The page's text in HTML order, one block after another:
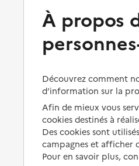
et droits
s'équiper
santé
Organiser à l'avance sa propre
protection
Les mesures de protection
Les obligations de la famille
À propos
Découvrez comment
d’information sur la
Afin de mieux vous
cookies destinés à
Des cookies sont
campagnes et afficher
Pour en savoir plus,